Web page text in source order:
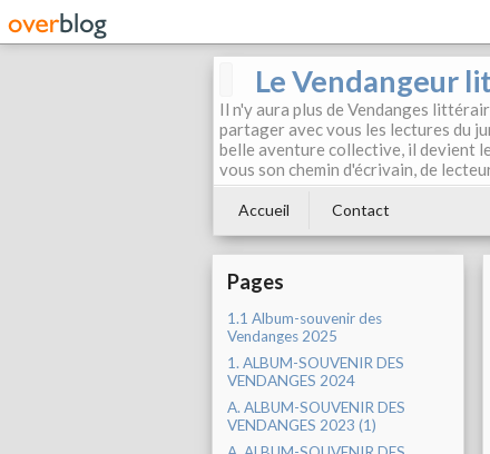
Le Vendangeur
Il n'y aura plus de Vendanges
partager avec vous les lectures du
belle aventure collective, il devient
vous son chemin d'écrivain, de
Accueil Contact
Pages
1.1 Album-souvenir des
Vendanges 2025
1. ALBUM-SOUVENIR DES
VENDANGES 2024
A. ALBUM-SOUVENIR DES
VENDANGES 2023 (1)